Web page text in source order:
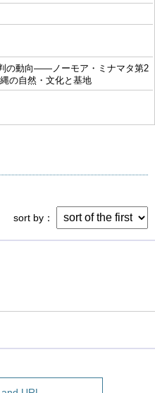
の動向―—ノーモア・ミナマタ第2
の自然・文化と基地
sort by